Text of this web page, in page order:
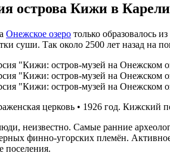
острова Кижи в
Онежское озеро только образовалось
суши. Так около 2500 лет назад на
церковь • 1926 год. Кижский
неизвестно. Самые ранние
финно-угорских племён.
поселения.